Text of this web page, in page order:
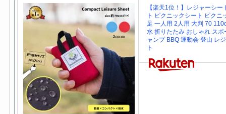
【楽天1位！】レジャーシー
ト ピクニックシート ピクニ
足 一人用 2人用 大判 70
水 折りたたみ おしゃれ スポ
ャンプ BBQ 運動会 登山 レ
ト